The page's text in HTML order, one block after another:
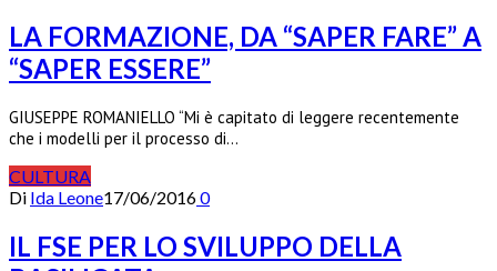
LA FORMAZIONE, DA “SAPER FARE” A
“SAPER ESSERE”
GIUSEPPE ROMANIELLO “Mi è capitato di leggere recentemente
che i modelli per il processo di…
CULTURA
Di Ida Leone17/06/20160
IL FSE PER LO SVILUPPO DELLA